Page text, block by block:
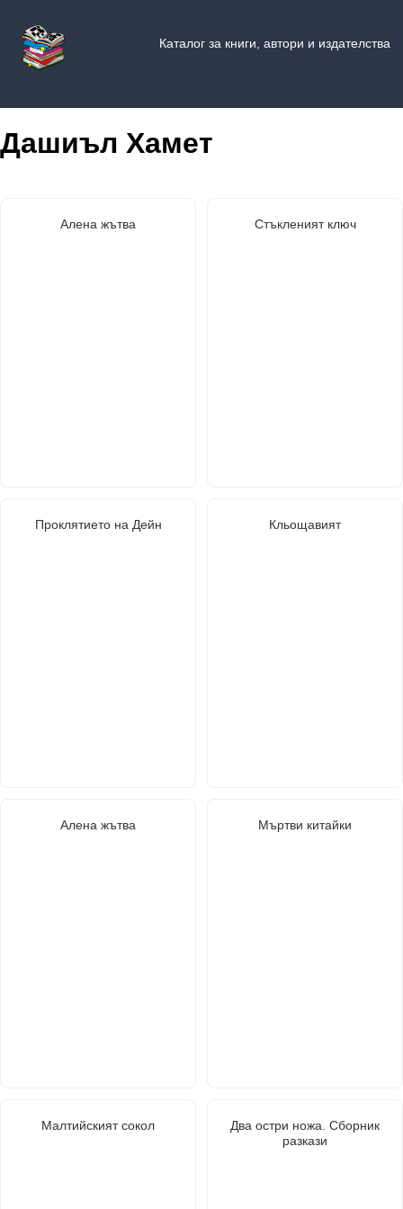
Каталог за книги, автори и издателства
Дашиъл Хамет
Алена жътва Стъкленият ключ
Проклятието на Дейн Кльощавият
Алена жътва Мъртви китайки
Малтийският сокол
Два остри ножа. Сборник
разкази